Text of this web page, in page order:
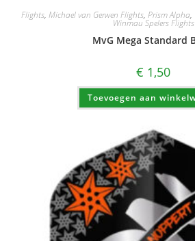
Flights, Michael van Gerwen Flights, Prism Alpha,
Winmau Spelers Flights
MvG Mega Standard
€ 1,50
Toevoegen aan